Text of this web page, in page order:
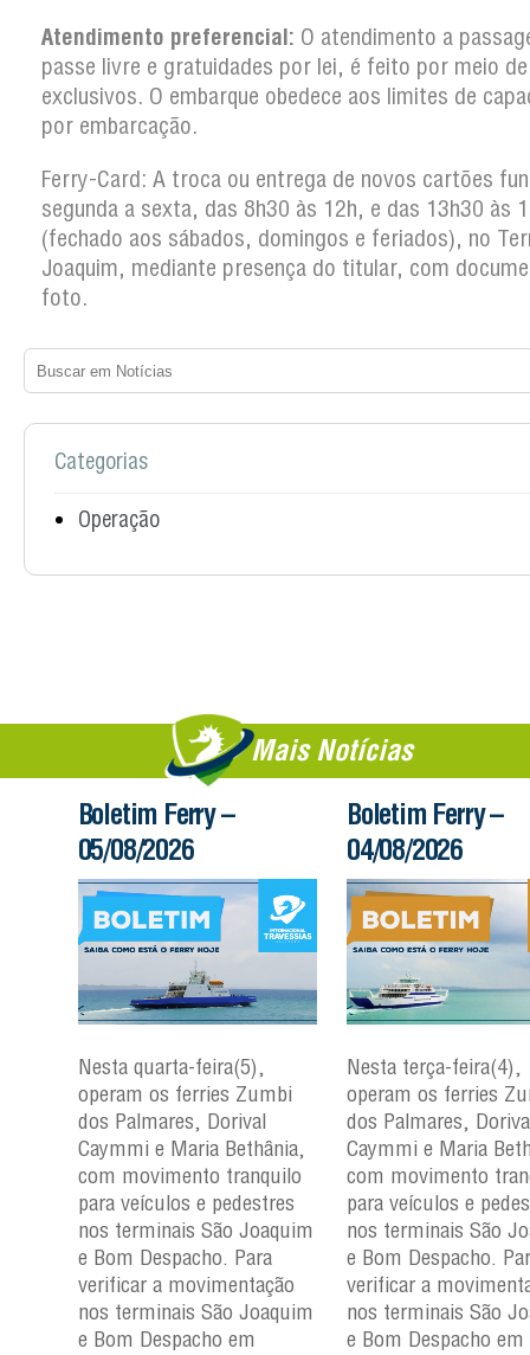
Atendimento preferencial: O atendimento a
passe livre e gratuidades por lei, é feito por meio
exclusivos. O embarque obedece aos limites de
por embarcação.
Ferry-Card: A troca ou entrega de novos cartões
segunda a sexta, das 8h30 às 12h, e das 13h30 às
(fechado aos sábados, domingos e feriados), no
Joaquim, mediante presença do titular, com
foto.
Categorias
Operação
Mais Notícias
Boletim Ferry –
05/08/2026
Nesta quarta-feira(5),
operam os ferries Zumbi
dos Palmares, Dorival
Caymmi e Maria Bethânia,
com movimento tranquilo
para veículos e pedestres
nos terminais São Joaquim
e Bom Despacho. Para
verificar a movimentação
nos terminais São Joaquim
e Bom Despacho em
Boletim Ferry –
04/08/2026
Nesta terça-feira(4),
operam os ferries
dos Palmares,
Caymmi e Maria
com movimento
para veículos e
nos terminais São
e Bom Despacho.
verificar a
nos terminais São
e Bom Despacho em